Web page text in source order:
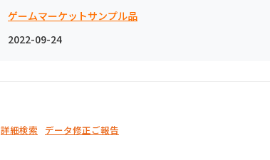
ゲームマーケットサンプル品
2022-09-24
詳細検索 データ修正ご報告